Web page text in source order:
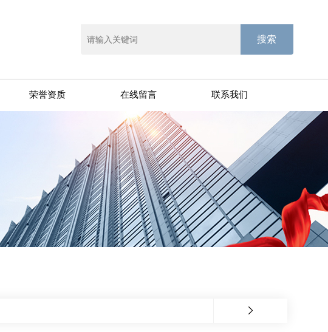
荣誉资质 在线留言 联系我们